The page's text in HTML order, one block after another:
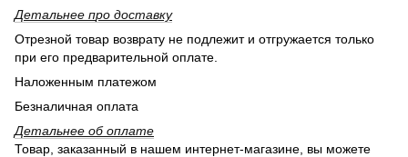
Детальнее про доставку
Отрезной товар возврату не подлежит и отгружается только
при его предварительной оплате.
Наложенным платежом
Безналичная оплата
Детальнее об оплате
Товар, заказанный в нашем интернет-магазине, вы можете